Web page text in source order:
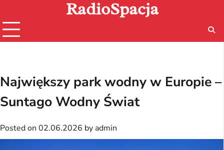
content
RadioSpacja
Największy park wodny w Europie –
Suntago Wodny Świat
Posted on 02.06.2026 by admin